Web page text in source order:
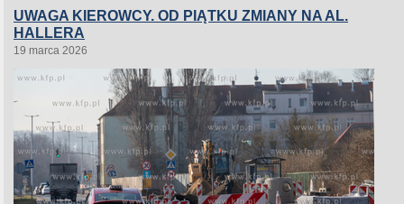
UWAGA KIEROWCY. OD PIĄTKU ZMIANY NA AL.
HALLERA
19 marca 2026